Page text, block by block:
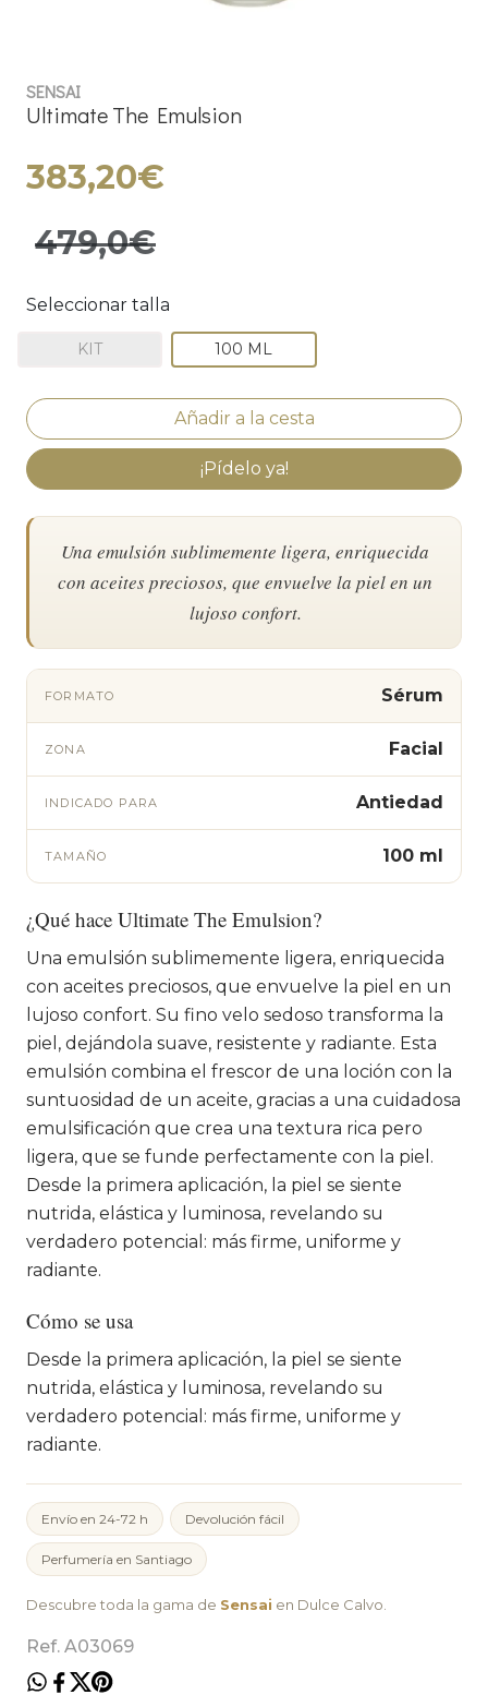
SENSAI
Ultimate The Emulsion
383,20€
479,0€
Seleccionar talla
KIT 100 ML
¡Pídelo ya!
Una emulsión sublimemente ligera, enriquecida
con aceites preciosos, que envuelve la piel en un
lujoso confort.
FORMATO Sérum
ZONA Facial
INDICADO PARA Antiedad
TAMAÑO 100 ml
¿Qué hace Ultimate The Emulsion?
Una emulsión sublimemente ligera, enriquecida
con aceites preciosos, que envuelve la piel en un
lujoso confort. Su fino velo sedoso transforma la
piel, dejándola suave, resistente y radiante. Esta
emulsión combina el frescor de una loción con la
suntuosidad de un aceite, gracias a una cuidadosa
emulsificación que crea una textura rica pero
ligera, que se funde perfectamente con la piel.
Desde la primera aplicación, la piel se siente
nutrida, elástica y luminosa, revelando su
verdadero potencial: más firme, uniforme y
radiante.
Cómo se usa
Desde la primera aplicación, la piel se siente
nutrida, elástica y luminosa, revelando su
verdadero potencial: más firme, uniforme y
radiante.
Envío en 24-72 h Devolución fácil
Perfumería en Santiago
Descubre toda la gama de Sensai en Dulce Calvo.
Ref. A03069